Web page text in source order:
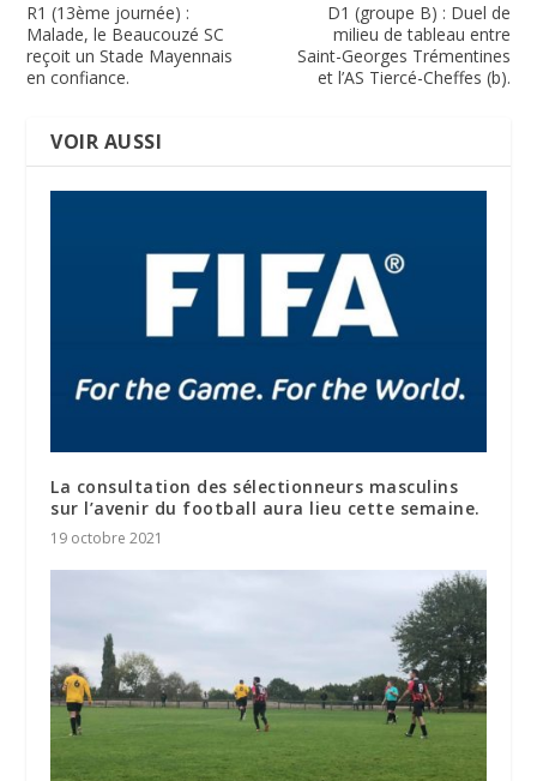
R1 (13ème journée) :
Malade, le Beaucouzé SC
reçoit un Stade Mayennais
en confiance.
D1 (groupe B) : Duel de
milieu de tableau entre
Saint-Georges Trémentines
et l’AS Tiercé-Cheffes (b).
VOIR AUSSI
La consultation des sélectionneurs masculins
sur l’avenir du football aura lieu cette semaine.
19 octobre 2021